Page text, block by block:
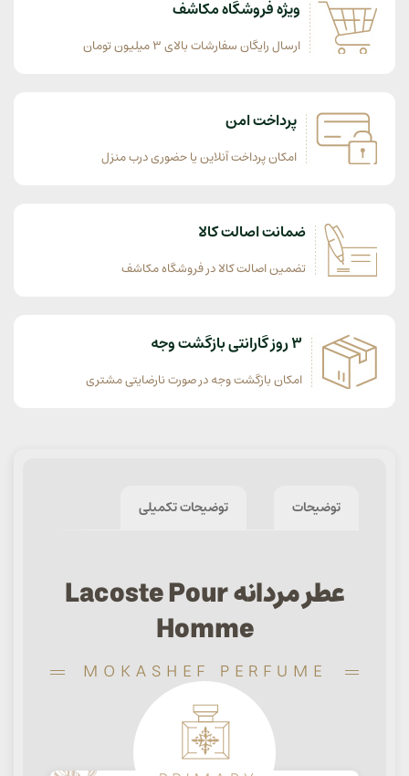
ویژه فروشگاه مکاشف
ارسال رایگان سفارشات بالای 3 میلیون تومان
پرداخت امن
امکان پرداخت آنلاین یا حضوری درب منزل
ضمانت اصالت کالا
تضمین اصالت کالا در فروشگاه مکاشف
3 روز گارانتی بازگشت وجه
امکان بازگشت وجه در صورت نارضایتی مشتری
توضیحات توضیحات تکمیلی
عطر مردانه Lacoste Pour
Homme
MOKASHEF PERFUME